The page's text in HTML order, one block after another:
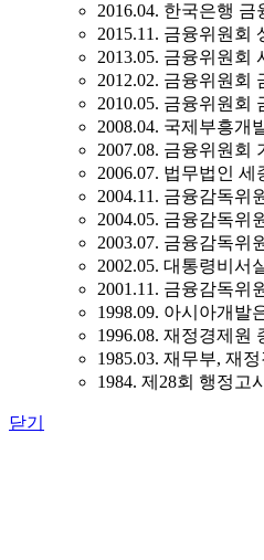
2016.04. 한국은행
2015.11. 금융위원회
2013.05. 금융위원회
2012.02. 금융위원회
2010.05. 금융위원회
2008.04. 국제부흥개
2007.08. 금융위원회
2006.07. 법무법인 세
2004.11. 금융감독위
2004.05. 금융감독위
2003.07. 금융감독위
2002.05. 대통령비서
2001.11. 금융감독위
1998.09. 아시아개발
1996.08. 재정경제원
1985.03. 재무부, 재
1984. 제28회 행정고
닫기